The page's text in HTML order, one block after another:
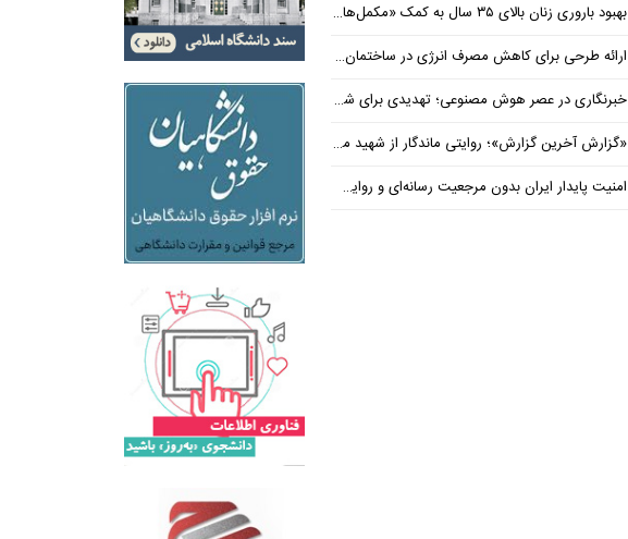
بهبود باروری زنان بالای ۳۵ سال به کمک «مکمل‌های باکتریایی»
ارائه طرحی برای کاهش مصرف انرژی در ساختمان‌های مسکونی
خبرنگاری در عصر هوش مصنوعی؛ تهدیدی برای شغل یا فرصتی برای تحول؟
«گزارش آخرین گزارش»؛ روایتی ماندگار از شهید محمود صارمی در روز خبرنگار
امنیت پایدار ایران بدون مرجعیت رسانه‌ای و روایت حقیقت به دست نمی‌آید